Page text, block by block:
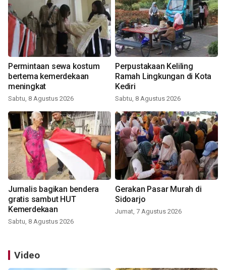
Permintaan sewa kostum
bertema kemerdekaan
meningkat
Sabtu, 8 Agustus 2026
Perpustakaan Keliling
Ramah Lingkungan di Kota
Kediri
Sabtu, 8 Agustus 2026
Jurnalis bagikan bendera
gratis sambut HUT
Kemerdekaan
Sabtu, 8 Agustus 2026
Gerakan Pasar Murah di
Sidoarjo
Jumat, 7 Agustus 2026
Video